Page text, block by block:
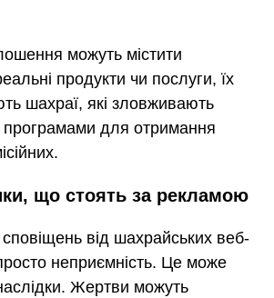
можуть містити
продукти чи послуги, їх
шахраї, які зловживають
програмами для отримання
що стоять за рекламою
від шахрайських веб-
неприємність. Це може
Жертви можуть